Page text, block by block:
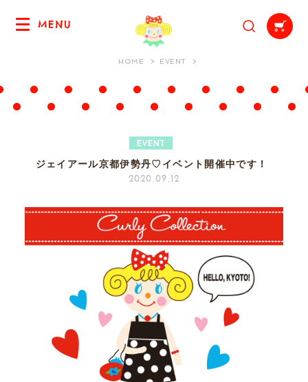
MENU
HOME EVENT
EVENT
ジェイアール京都伊勢丹♡イベント開催中です！
2020.09.12